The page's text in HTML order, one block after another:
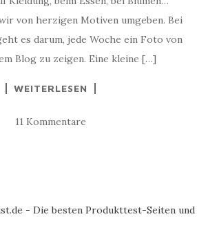
von herzigen Motiven umgeben. Bei
es darum, jede Woche ein Foto von
Blog zu zeigen. Eine kleine […]
WEITERLESEN
11 Kommentare